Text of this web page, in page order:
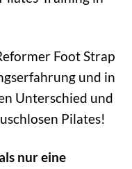
Foot Strap
und in
Unterschied und
Pilates!
nur eine